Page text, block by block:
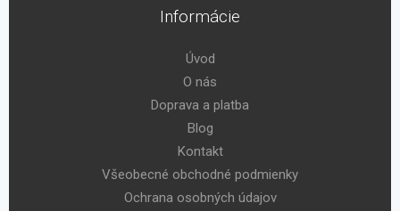
Informácie
Úvod
O nás
Doprava a platba
Blog
Kontakt
Všeobecné obchodné podmienky
Ochrana osobných údajov